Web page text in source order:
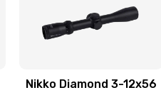
Nikko Diamond 3-12x56